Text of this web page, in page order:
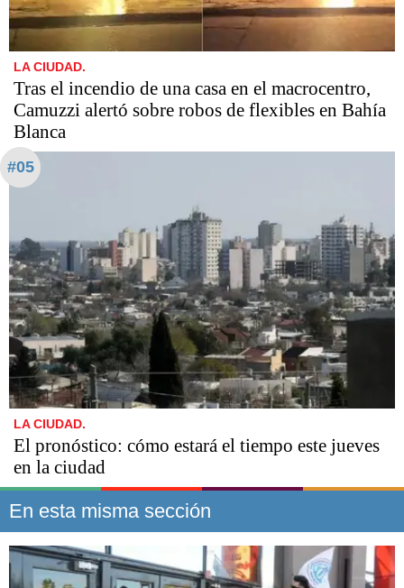
LA CIUDAD.
Tras el incendio de una casa en el macrocentro,
Camuzzi alertó sobre robos de flexibles en Bahía
Blanca
#05
LA CIUDAD.
El pronóstico: cómo estará el tiempo este jueves
en la ciudad
En esta misma sección